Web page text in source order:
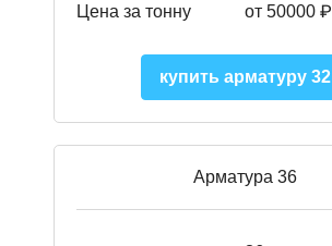
Цена за тонну от 50000 ₽
купить арматуру 32
Арматура 36